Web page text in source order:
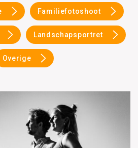
Familiefotoshoot
Landschapsportret
Overige